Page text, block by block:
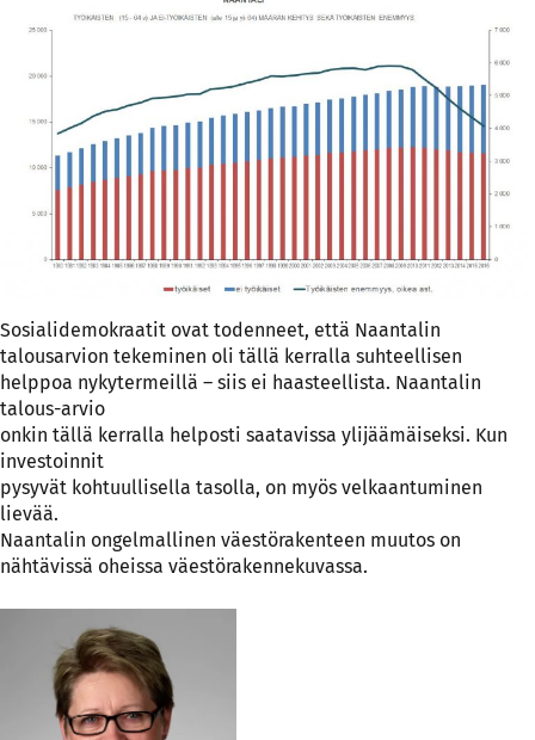
Sosialidemokraatit ovat todenneet, että Naantalin
talousarvion tekeminen oli tällä kerralla suhteellisen
helppoa nykytermeillä – siis ei haasteellista. Naantalin
talous-arvio
onkin tällä kerralla helposti saatavissa ylijäämäiseksi. Kun
investoinnit
pysyvät kohtuullisella tasolla, on myös velkaantuminen
lievää.
Naantalin ongelmallinen väestörakenteen muutos on
nähtävissä oheissa väestörakennekuvassa.